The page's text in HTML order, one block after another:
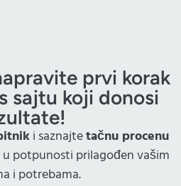
prvi korak
sajtu koji donosi
i saznajtetačnu procenu
u potpunosti prilagođen vašim
i potrebama.